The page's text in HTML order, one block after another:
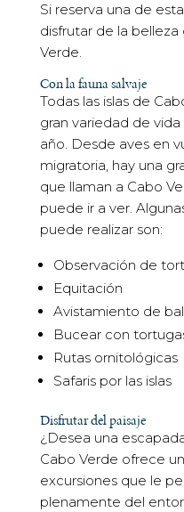
Si reserva una de
disfrutar de la belleza
Verde.
Con la fauna salvaje
Todas las islas de
gran variedad de
año. Desde aves en
migratoria, hay una
que llaman a Cabo
puede ir a ver.
puede realizar son:
Observación de
Equitación
Avistamiento de
Bucear con
Rutas ornitológicas
Safaris por las islas
Disfrutar del paisaje
¿Desea una
Cabo Verde ofrece
excursiones que le
plenamente del